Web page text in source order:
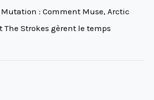
: Comment Muse, Arctic
The Strokes gèrent le temps